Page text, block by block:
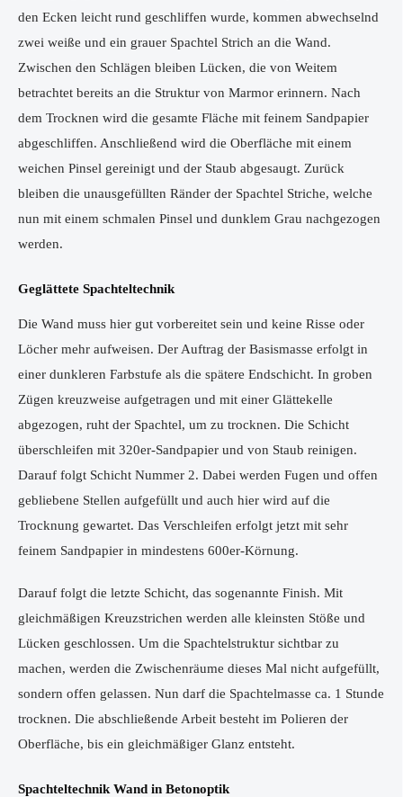
den Ecken leicht rund geschliffen wurde, kommen abwechselnd
zwei weiße und ein grauer Spachtel Strich an die Wand.
Zwischen den Schlägen bleiben Lücken, die von Weitem
betrachtet bereits an die Struktur von Marmor erinnern. Nach
dem Trocknen wird die gesamte Fläche mit feinem Sandpapier
abgeschliffen. Anschließend wird die Oberfläche mit einem
weichen Pinsel gereinigt und der Staub abgesaugt. Zurück
bleiben die unausgefüllten Ränder der Spachtel Striche, welche
nun mit einem schmalen Pinsel und dunklem Grau nachgezogen
werden.
Geglättete Spachteltechnik
Die Wand muss hier gut vorbereitet sein und keine Risse oder
Löcher mehr aufweisen. Der Auftrag der Basismasse erfolgt in
einer dunkleren Farbstufe als die spätere Endschicht. In groben
Zügen kreuzweise aufgetragen und mit einer Glättekelle
abgezogen, ruht der Spachtel, um zu trocknen. Die Schicht
überschleifen mit 320er-Sandpapier und von Staub reinigen.
Darauf folgt Schicht Nummer 2. Dabei werden Fugen und offen
gebliebene Stellen aufgefüllt und auch hier wird auf die
Trocknung gewartet. Das Verschleifen erfolgt jetzt mit sehr
feinem Sandpapier in mindestens 600er-Körnung.
Darauf folgt die letzte Schicht, das sogenannte Finish. Mit
gleichmäßigen Kreuzstrichen werden alle kleinsten Stöße und
Lücken geschlossen. Um die Spachtelstruktur sichtbar zu
machen, werden die Zwischenräume dieses Mal nicht aufgefüllt,
sondern offen gelassen. Nun darf die Spachtelmasse ca. 1 Stunde
trocknen. Die abschließende Arbeit besteht im Polieren der
Oberfläche, bis ein gleichmäßiger Glanz entsteht.
Spachteltechnik Wand in Betonoptik